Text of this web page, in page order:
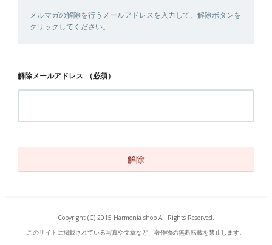
メルマガの解除を行うメールアドレスを入力して、解除ボタンを
クリックしてください。
解除メールアドレス （必須）
Copyright (C) 2015 Harmonia shop All Rights Reserved.
このサイトに掲載されている写真や文章など、著作物の無断転載を禁止します。